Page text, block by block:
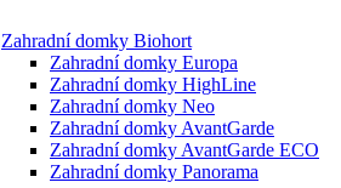
Zahradní domky Biohort
Zahradní domky Europa
Zahradní domky HighLine
Zahradní domky Neo
Zahradní domky AvantGarde
Zahradní domky AvantGarde ECO
Zahradní domky Panorama